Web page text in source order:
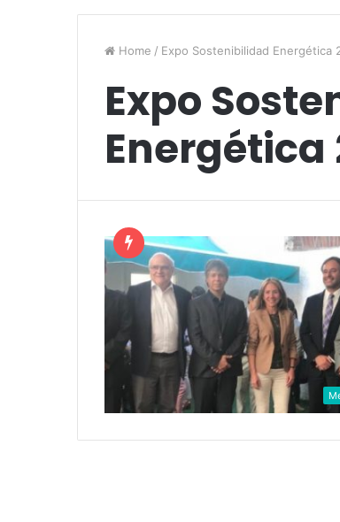
Home / Expo Sostenibilidad Energética
Expo
Energética